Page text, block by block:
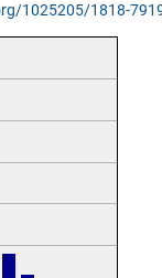
1025205/1818-